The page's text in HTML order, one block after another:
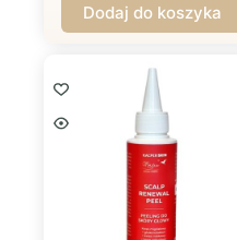
SERUM
Dodaj do koszyka